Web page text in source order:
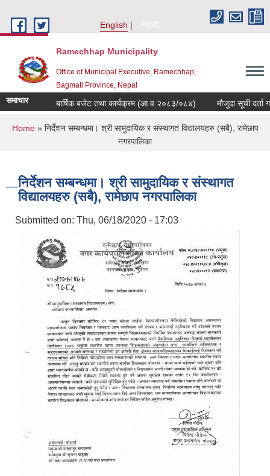
English
नेपाली
Ramechhap Municipality
Office of Municipal Executive, Ramechhap,
Bagmati Province, Nepal
समाचार बार्षिक बजेट तथा कार्यक्रम (आ.व.२०८३/०८४) मौजुदा सूची दर्ता गर्ने
You are here
Home» निर्देशन सम्बन्धमा। श्री सामुदायिक र संस्थागत विद्यालयहरु (सबै), रामेछाप
नगरपालिका
निर्देशन सम्बन्धमा। श्री सामुदायिक र संस्थागत
विद्यालयहरु (सबै), रामेछाप नगरपालिका
Submitted on: Thu, 06/18/2020 - 17:03